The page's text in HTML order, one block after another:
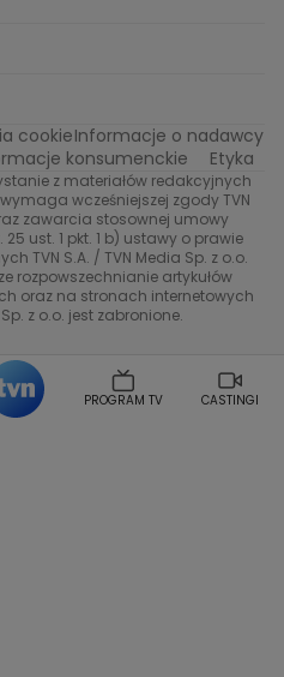
Gawryluk
Skorzynski
Lichota
cookieInformacje o nadawcy
konsumenckie Etyka
z materiałów redakcyjnych
wymaga wcześniejszej zgody TVN
zawarcia stosownej umowy
ust. 1 pkt. 1 b) ustawy o prawie
TVN S.A. / TVN Media Sp. z o.o.
rozpowszechnianie artykułów
oraz na stronach internetowych
z o.o. jest zabronione.
PROGRAM TV CASTINGI